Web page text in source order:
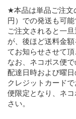
★本品は単品ご注文
円）での発送も可能
ご注文されると一
が、後ほど送料金
てお知らせさせて頂
なお、ネコポス便
配達日時および曜日
クレジットカード
便限定となり、ネ
さい。